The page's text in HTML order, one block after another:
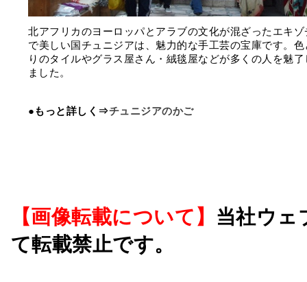
北アフリカのヨーロッパとアラブの文化が混ざったエキ
で美しい国チュニジアは、魅力的な手工芸の宝庫です。
りのタイルやグラス屋さん・絨毯屋などが多くの人を魅
ました。
●もっと詳しく⇒チュニジアのかご
【画像転載について】 当社ウェ
て転載禁止です。